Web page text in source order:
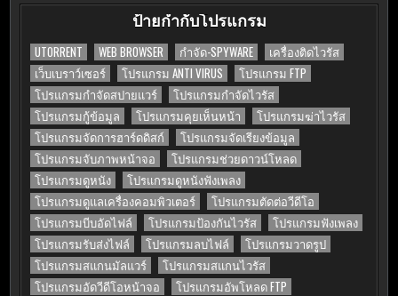
ป้ายกำกับโปรแกรม
UTORRENT WEB BROWSER กำจัด-SPYWARE
เครื่องติดไวรัส
เว็บเบราว์เซอร์
โปรแกรม ANTI VIRUS
โปรแกรม FTP
โปรแกรมกำจัดสปายแวร์
โปรแกรมกำจัดไวรัส
โปรแกรมกู้ข้อมูล
โปรแกรมคุยเห็นหน้า
โปรแกรมฆ่าไวรัส
โปรแกรมจัดการฮาร์ดดิสก์
โปรแกรมจัดเรียงข้อมูล
โปรแกรมจับภาพหน้าจอ
โปรแกรมช่วยดาวน์โหลด
โปรแกรมดูหนัง
โปรแกรมดูหนังฟังเพลง
โปรแกรมดูแลเครื่องคอมพิวเตอร์
โปรแกรมตัดต่อวีดีโอ
โปรแกรมบีบอัดไฟล์
โปรแกรมป้องกันไวรัส
โปรแกรมฟังเพลง
โปรแกรมรับส่งไฟล์
โปรแกรมลบไฟล์
โปรแกรมวาดรูป
โปรแกรมสแกนมัลแวร์
โปรแกรมสแกนไวรัส
โปรแกรมอัดวีดีโอหน้าจอ
โปรแกรมอัพโหลด FTP